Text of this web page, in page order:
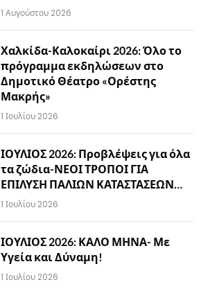
1 Αυγούστου 2026
Χαλκίδα-Καλοκαίρι 2026: Όλο το
πρόγραμμα εκδηλώσεων στο
Δημοτικό Θέατρο «Ορέστης
Μακρής»
1 Ιουλίου 2026
ΙΟΥΛΙΟΣ 2026: Προβλέψεις για όλα
τα ζώδια-ΝΕΟΙ ΤΡΟΠΟΙ ΓΙΑ
ΕΠΙΛΥΣΗ ΠΑΛΙΩΝ ΚΑΤΑΣΤΑΣΕΩΝ…
1 Ιουλίου 2026
ΙΟΥΛΙΟΣ 2026: ΚΑΛΟ ΜΗΝΑ- Με
Υγεία και Δύναμη!
1 Ιουλίου 2026